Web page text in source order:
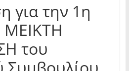
για την 1η
ΜΕΙΚΤΗ
του